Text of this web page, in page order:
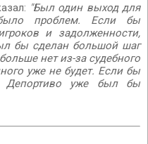
"Был один выход для
проблем. Если бы
и задолженности,
бы сделан большой шаг
нет из-за судебного
уже не будет. Если бы
Депортиво уже был бы